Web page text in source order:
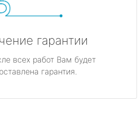
гарантии
всех работ Вам будет
гарантия.